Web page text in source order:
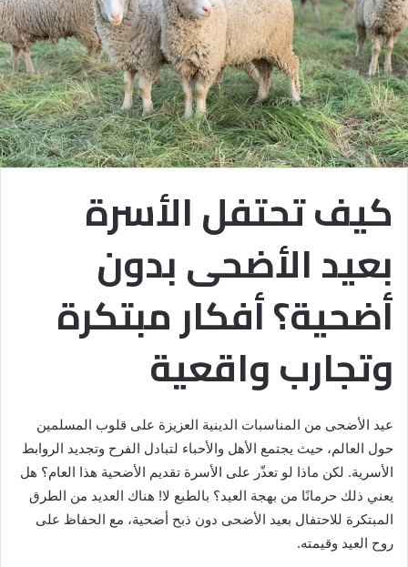
كيف تحتفل الأسرة
بعيد الأضحى بدون
أضحية؟ أفكار مبتكرة
وتجارب واقعية
عيد الأضحى من المناسبات الدينية العزيزة على قلوب المسلمين
حول العالم، حيث يجتمع الأهل والأحباء لتبادل الفرح وتجديد الروابط
الأسرية. لكن ماذا لو تعذّر على الأسرة تقديم الأضحية هذا العام؟ هل
يعني ذلك حرمانًا من بهجة العيد؟ بالطبع لا! هناك العديد من الطرق
المبتكرة للاحتفال بعيد الأضحى دون ذبح أضحية، مع الحفاظ على
روح العيد وقيمته.